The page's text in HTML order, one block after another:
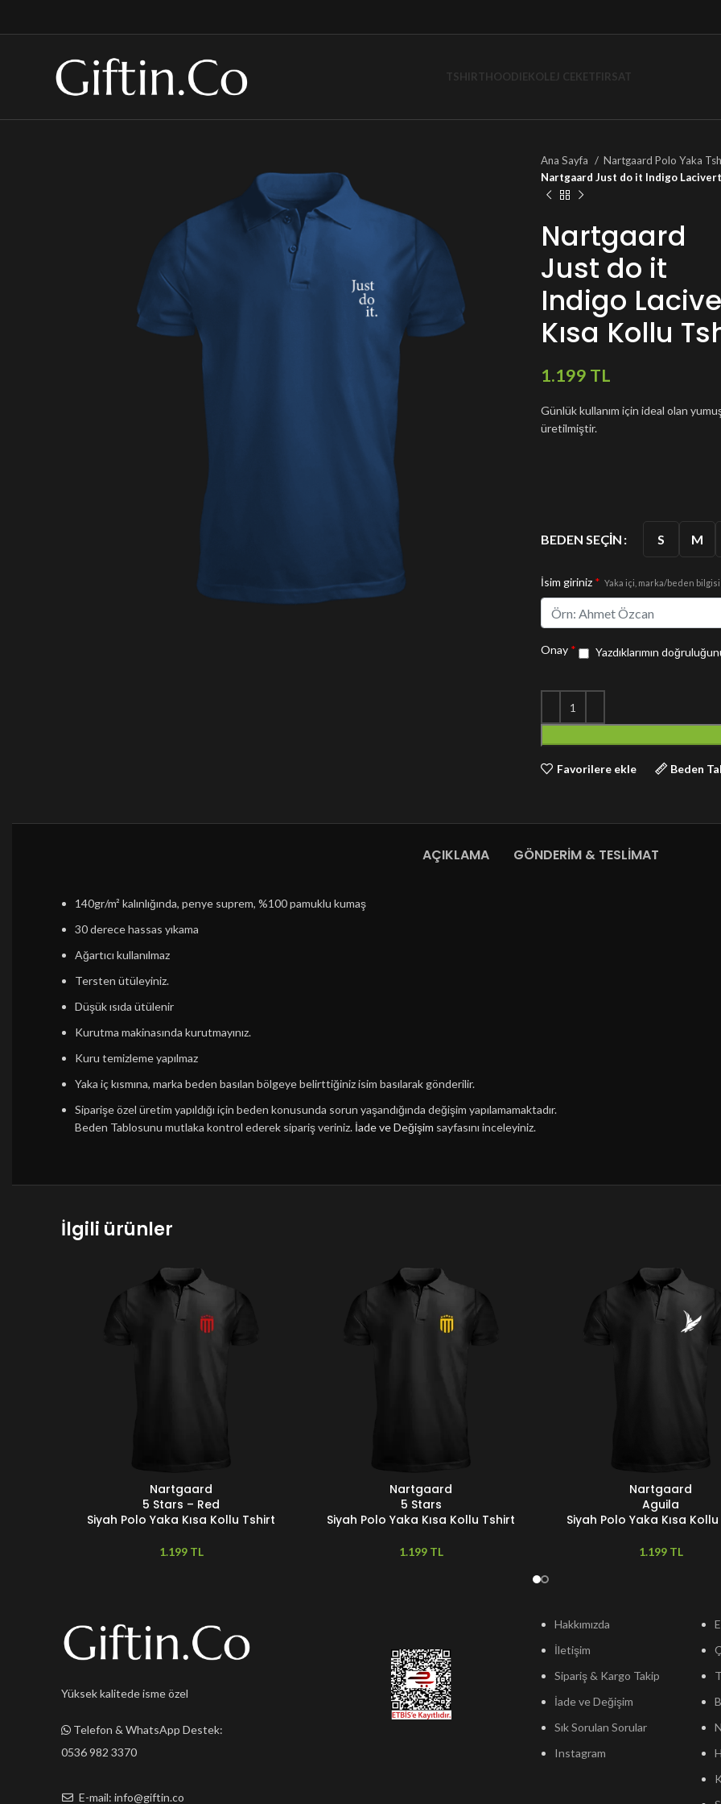
TSHIRTHOODIEKOLEJ CEKETFIRSAT
Ana Sayfa Nartgaard Polo Yaka
Nartgaard Just do it Indigo
Nartgaard
Just do it
Indigo
Kısa Kollu
TL
Günlük kullanım için ideal olan
üretilmiştir.
BEDEN SEÇIN S M
İsim giriniz * Yaka içi, marka/beden bilgisi
Onay * Yazdıklarımın
Favorilere ekle Beden
AÇIKLAMA GÖNDERIM & TESLIMAT
140gr/m² kalınlığında, penye suprem, %100 pamuklu kumaş
30 derece hassas yıkama
Ağartıcı kullanılmaz
Tersten ütüleyiniz.
Düşük ısıda ütülenir
Kurutma makinasında kurutmayınız.
Kuru temizleme yapılmaz
Yaka iç kısmına, marka beden basılan bölgeye belirttiğiniz isim basılarak gönderilir.
Siparişe özel üretim yapıldığı için beden konusunda sorun yaşandığında değişim yapılamamaktadır.
Beden Tablosunu mutlaka kontrol ederek sipariş veriniz. İade ve Değişim sayfasını inceleyiniz.
İlgili ürünler
Nartgaard
5 Stars – Red
Siyah Polo Yaka Kısa Kollu Tshirt
TL
Nartgaard
5 Stars
Siyah Polo Yaka Kısa Kollu Tshirt
TL
Nartgaard
Aguila
Siyah Polo Yaka Kısa
TL
Yüksek kalitede isme özel
Telefon & WhatsApp Destek:
0536 982 3370
E-mail: info@giftin.co
Hakkımızda
İletişim
Sipariş & Kargo Takip
İade ve Değişim
Sık Sorulan Sorular
Instagram